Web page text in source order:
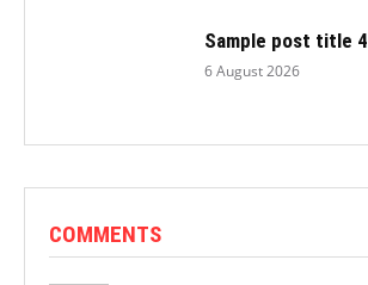
Sample post title 4
6 August 2026
COMMENTS